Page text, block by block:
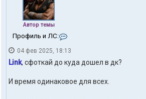
Автор темы
Профиль и ЛС:
н
т
а
т
04 фев 2025, 18:13
Link, сфоткай до куда дошел в дк?
И время одинаковое для всех.